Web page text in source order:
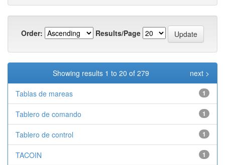
Order: Results/Page
Showing results 1 to 20 of 279 next >
Tablas de mareas 1
Tablero de comando 1
Tablero de control 1
TACOIN 1